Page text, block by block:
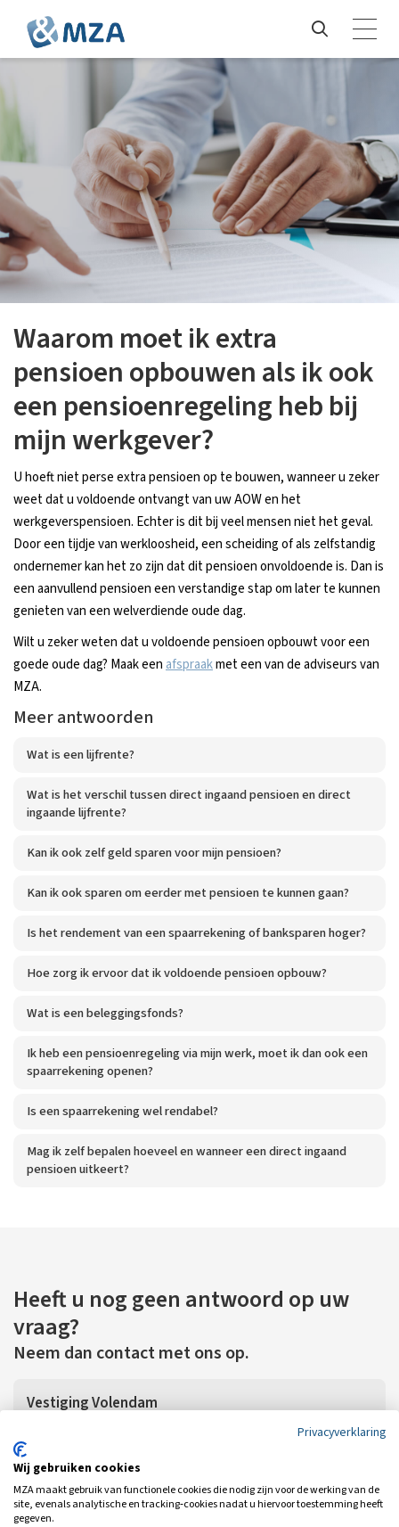
Waarom moet ik extra
pensioen opbouwen als ik ook
een pensioenregeling heb bij
mijn werkgever?
U hoeft niet perse extra pensioen op te bouwen, wanneer u zeker
weet dat u voldoende ontvangt van uw AOW en het
werkgeverspensioen. Echter is dit bij veel mensen niet het geval.
Door een tijdje van werkloosheid, een scheiding of als zelfstandig
ondernemer kan het zo zijn dat dit pensioen onvoldoende is. Dan is
een aanvullend pensioen een verstandige stap om later te kunnen
genieten van een welverdiende oude dag.
Wilt u zeker weten dat u voldoende pensioen opbouwt voor een
goede oude dag? Maak een afspraakmet een van de adviseurs van
MZA.
Meer antwoorden
Wat is een lijfrente?
Wat is het verschil tussen direct ingaand pensioen en direct
ingaande lijfrente?
Kan ik ook zelf geld sparen voor mijn pensioen?
Kan ik ook sparen om eerder met pensioen te kunnen gaan?
Is het rendement van een spaarrekening of banksparen hoger?
Hoe zorg ik ervoor dat ik voldoende pensioen opbouw?
Wat is een beleggingsfonds?
Ik heb een pensioenregeling via mijn werk, moet ik dan ook een
spaarrekening openen?
Is een spaarrekening wel rendabel?
Mag ik zelf bepalen hoeveel en wanneer een direct ingaand
pensioen uitkeert?
Heeft u nog geen antwoord op uw
vraag?
Neem dan contact met ons op.
Vestiging Volendam
T:
E:info@mza.nl
Privacyverklaring
Wij gebruiken cookies
MZA maakt gebruik van functionele cookies die nodig zijn voor de werking van de
site, evenals analytische en tracking‑cookies nadat u hiervoor toestemming heeft
gegeven.